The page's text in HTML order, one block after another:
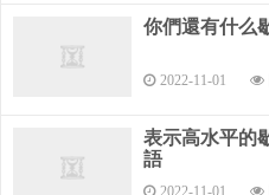
你們還有什么
2022-11-01
表示高水平的
語
2022-11-01